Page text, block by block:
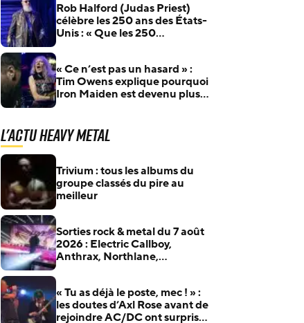
Rob Halford (Judas Priest)
célèbre les 250 ans des États-
Unis : « Que les 250
courage… »
« Ce n’est pas un hasard » :
Tim Owens explique pourquoi
Iron Maiden est devenu plus
L'actu Heavy Metal
Trivium : tous les albums du
groupe classés du pire au
meilleur
Sorties rock & metal du 7 août
2026 : Electric Callboy,
Anthrax, Northlane,
« Tu as déjà le poste, mec ! » :
les doutes d’Axl Rose avant de
rejoindre AC/DC ont surpris